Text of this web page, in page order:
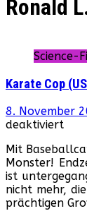
Ronald
Science-
Karate Cop
8. November
deaktiviertfür
Cop
Mit
Monster!
ist
nicht mehr,
prächtigen